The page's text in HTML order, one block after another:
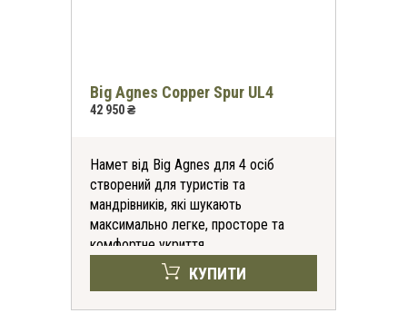
Big Agnes Copper Spur UL4
42 950 ₴
Намет від Big Agnes для 4 осіб
створений для туристів та
мандрівників, які шукають
максимально легке, просторе та
комфортне укриття.
КУПИТИ